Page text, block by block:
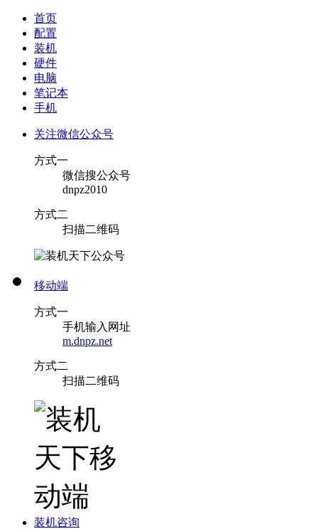
首页
配置
装机
硬件
电脑
笔记本
手机
关注微信公众号
方式一
微信搜公众号
dnpz2010
方式二
扫描二维码
移动端
方式一
手机输入网址
m.dnpz.net
方式二
扫描二维码
装机咨询